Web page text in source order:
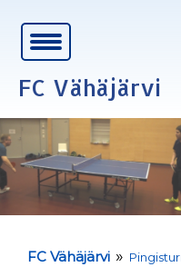
FC Vähäjärvi
FC Vähäjärvi »